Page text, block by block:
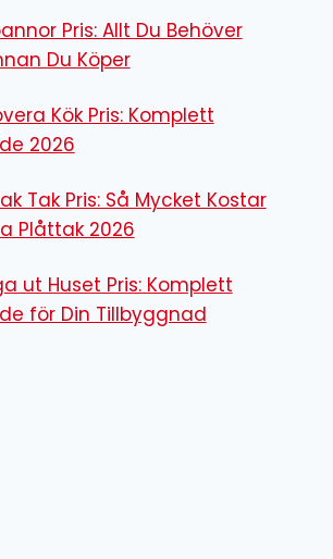
Pris: Allt Du Behöver
Du Köper
Kök Pris: Komplett
2026
Tak Pris: Så Mycket Kostar
Plåttak 2026
ut Huset Pris: Komplett
för Din Tillbyggnad